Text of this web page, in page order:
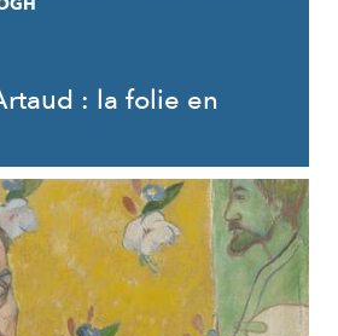
: la folie en